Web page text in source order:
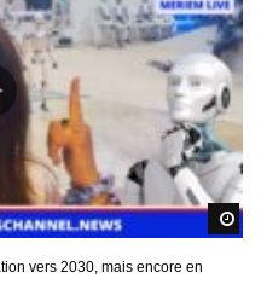
vers 2030, mais encore en